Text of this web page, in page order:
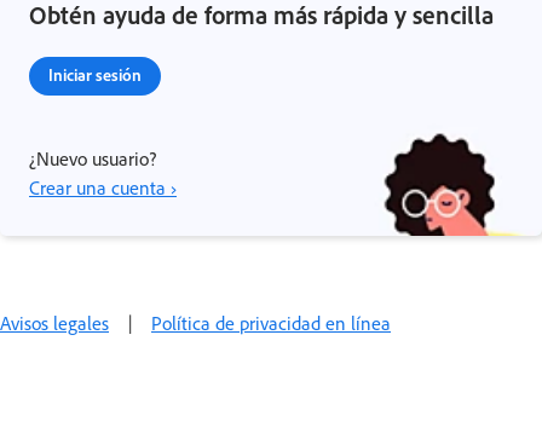
Obtén ayuda de forma más rápida y sencilla
Iniciar sesión
¿Nuevo usuario?
Crear una cuenta ›
Avisos legales | Política de privacidad en línea